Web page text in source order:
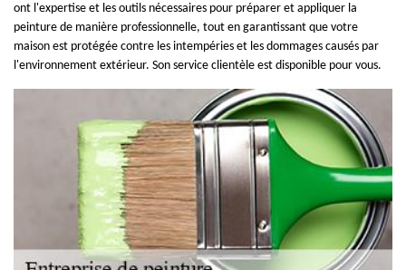
ont l'expertise et les outils nécessaires pour préparer et appliquer la
peinture de manière professionnelle, tout en garantissant que votre
maison est protégée contre les intempéries et les dommages causés par
l'environnement extérieur. Son service clientèle est disponible pour vous.